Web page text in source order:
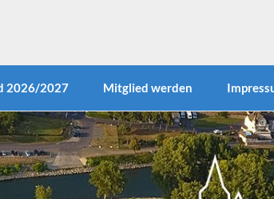
aktiv. für die Bürgerinnen und
neu gestaltete Rheinufer als
2026/2027 Mitglied werden